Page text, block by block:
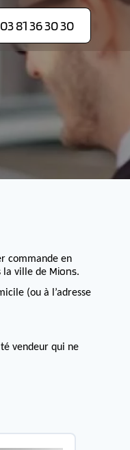
03 81 36 30 30
commande en
la ville de Mions.
(ou à l’adresse
vendeur qui ne